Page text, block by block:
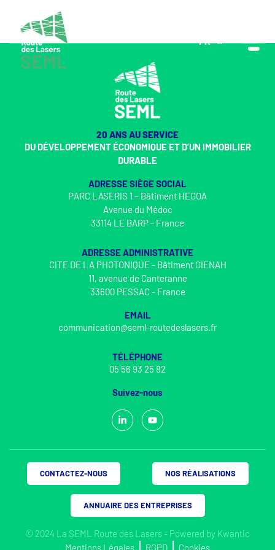
FR
EN
20 ANS AU SERVICE
DU DÉVELOPPEMENT ÉCONOMIQUE ET D’UN IMMOBILIER
DURABLE
ADRESSE SIÈGE SOCIAL
PARC LASERIS 1 – Bâtiment HEGOA
Avenue du Médoc
33114 LE BARP - France
ADRESSE ADMINISTRATIVE
CITE DE LA PHOTONIQUE - Bâtiment GIENAH
11, avenue de Canteranne
33600 PESSAC - France
EMAIL
communication@seml-routedeslasers.fr
TÉLÉPHONE
05 56 93 25 82
Suivez-nous
© 2024 La SEML Route des Lasers - Powered by Kwantic
Mentions Légales
RGPD Cookies
CONTACTEZ-NOUS NOS RÉALISATIONS
ANNUAIRE DES ENTREPRISES